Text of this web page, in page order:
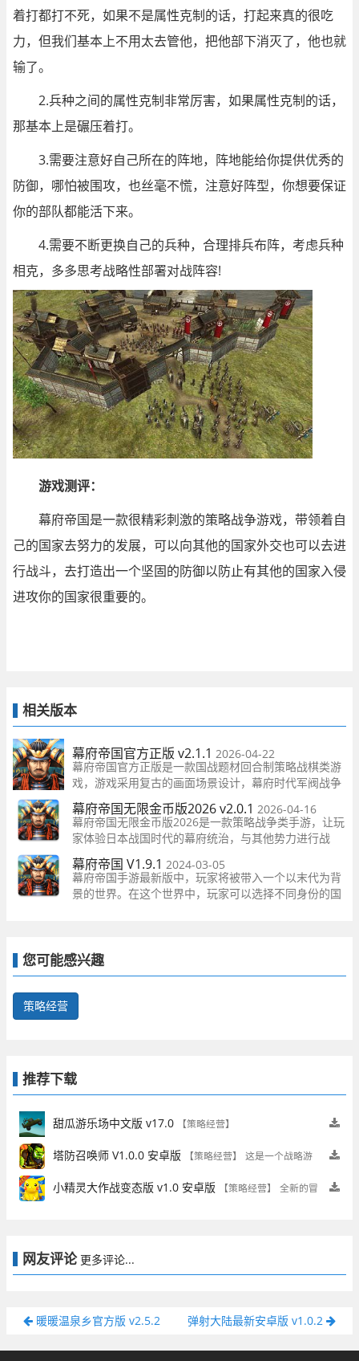
着打都打不死，如果不是属性克制的话，打起来真的很吃
力，但我们基本上不用太去管他，把他部下消灭了，他也就
输了。
2.兵种之间的属性克制非常厉害，如果属性克制的话，
那基本上是碾压着打。
3.需要注意好自己所在的阵地，阵地能给你提供优秀的
防御，哪怕被围攻，也丝毫不慌，注意好阵型，你想要保证
你的部队都能活下来。
4.需要不断更换自己的兵种，合理排兵布阵，考虑兵种
相克，多多思考战略性部署对战阵容!
游戏测评：
幕府帝国是一款很精彩刺激的策略战争游戏，带领着自
己的国家去努力的发展，可以向其他的国家外交也可以去进
行战斗，去打造出一个坚固的防御以防止有其他的国家入侵
进攻你的国家很重要的。
相关版本
幕府帝国官方正版 v2.1.1 2026-04-22
幕府帝国官方正版是一款国战题材回合制策略战棋类游
戏，游戏采用复古的画面场景设计，幕府时代军阀战争
为背景，围绕幕府时代的日本，军阀割据，明火战乱。
玩家在此将在不同时代中扮演其中的一方，招兵买马，
建造城池
幕府帝国无限金币版2026 v2.0.1 2026-04-16
幕府帝国无限金币版2026是一款策略战争类手游，让玩
家体验日本战国时代的幕府统治，与其他势力进行战
斗，最终统一所有国家。玩家可以通过获得大量金币和
资源来发展自己的领地，招募武士和忍者，建立强大的
军队，攻占城市，扩展势力
幕府帝国 V1.9.1 2024-03-05
幕府帝国手游最新版中，玩家将被带入一个以末代为背
景的世界。在这个世界中，玩家可以选择不同身份的国
您可能感兴趣
策略经营
推荐下载
甜瓜游乐场中文版 v17.0 【策略经营】
塔防召唤师 V1.0.0 安卓版 【策略经营】
这是一个战略游
戏
小精灵大作战变态版 v1.0 安卓版 【策略经营】
全新的冒
网友评论 更多评论...
暖暖温泉乡官方版 v2.5.2 弹射大陆最新安卓版 v1.0.2